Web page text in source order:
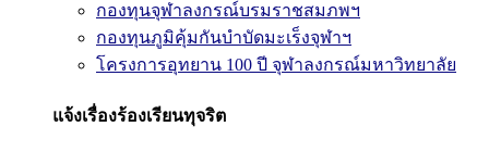
กองทุนจุฬาลงกรณ์บรมราชสมภพฯ
กองทุนภูมิคุ้มกันบำบัดมะเร็งจุฬาฯ
โครงการอุทยาน 100 ปี จุฬาลงกรณ์มหาวิทยาลัย
แจ้งเรื่องร้องเรียนทุจริต